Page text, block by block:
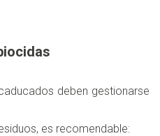
deben gestionarse
es recomendable:​